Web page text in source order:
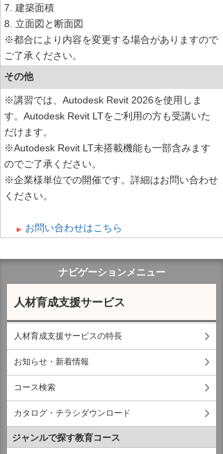
7. 建築面積
8. 立面図と断面図
※都合により内容を変更する場合がありますので
ご了承ください。
その他
※講習では、Autodesk Revit 2026を使用しま
す。Autodesk Revit LTをご利用の方も受講いた
だけます。
※Autodesk Revit LT未搭載機能も一部含みます
のでご了承ください。
※企業様単位での開催です。詳細はお問い合わせ
ください。
お問い合わせはこちら
ナビゲーションメニュー
人材育成支援サービス
人材育成支援サービスの特長
お知らせ・新着情報
コース検索
カタログ・チラシダウンロード
ジャンルで探す教育コース